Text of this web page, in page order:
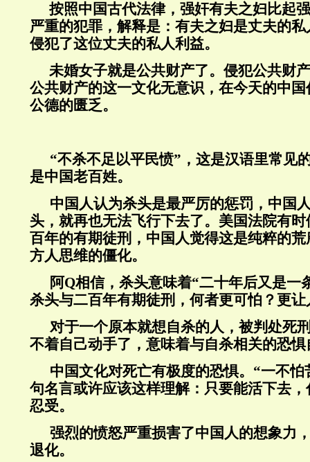
按照中国古代法律，强奸有夫之妇比起
严重的犯罪，解释是：有夫之妇是丈夫的
侵犯了这位丈夫的私人利益。
未婚女子就是公共财产了。侵犯公共财
公共财产的这一文化无意识，在今天的中
公德的匮乏。
“不杀不足以平民愤”，这是汉语里常见
是中国老百姓。
中国人认为杀头是最严厉的惩罚，中国
头，就再也无法飞行下去了。美国法院有
百年的有期徒刑，中国人觉得这是纯粹的
方人思维的僵化。
阿Q相信，杀头意味着“二十年后又是一
杀头与二百年有期徒刑，何者更可怕？更让
对于一个原本就想自杀的人，被判处死
不着自己动手了，意味着与自杀相关的恐
中国文化对死亡有极度的恐惧。“一不
句名言或许应该这样理解：只要能活下去
忍受。
强烈的愤怒严重损害了中国人的想象力
退化。